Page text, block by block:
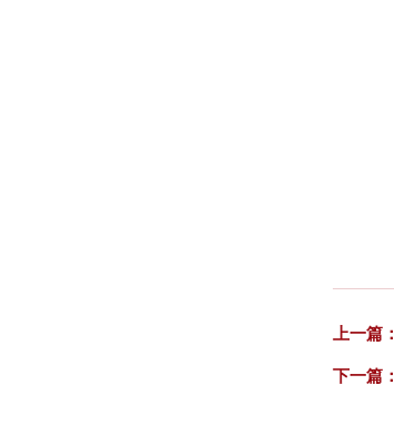
上一篇：
下一篇：